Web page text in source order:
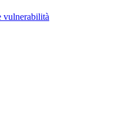
vulnerabilità